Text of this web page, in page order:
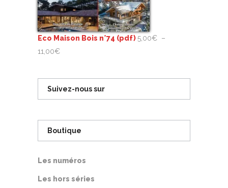
Eco Maison Bois n°74 (pdf)5,00€ –
11,00€Plage
prix :
5,00€
Suivez-nous sur
Boutique
Les numéros
Les hors séries